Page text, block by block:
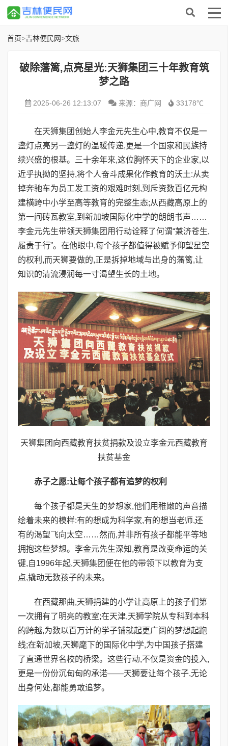
首页>吉林便民网>文旅
破除藩篱,点亮星光:天狮集团三十年教育筑
梦之路
2025-06-26 12:13:07 来源：商广网 33178℃
在天狮集团创始人李金元先生心中,教育不仅是一
盏灯点亮另一盏灯的温暖传递,更是一个国家和民族持
续兴盛的根基。三十余年来,这位胸怀天下的企业家,以
近乎执拗的坚持,将个人奋斗成果化作教育的沃土:从卖
掉奔驰车为员工发工资的艰难时刻,到斥资数百亿元构
建横跨中小学至高等教育的完整生态;从西藏高原上的
第一间砖瓦教室,到新加坡国际化中学的朗朗书声……
李金元先生带领天狮集团用行动诠释了何谓“兼济苍生,
履责于行”。在他眼中,每个孩子都值得被赋予仰望星空
的权利,而天狮要做的,正是拆掉地域与出身的藩篱,让
知识的清流浸润每一寸渴望生长的土地。
天狮集团向西藏教育扶贫捐款及设立李金元西藏教育
扶贫基金
赤子之愿:让每个孩子都有追梦的权利
每个孩子都是天生的梦想家,他们用稚嫩的声音描
绘着未来的模样:有的想成为科学家,有的想当老师,还
有的渴望飞向太空……然而,并非所有孩子都能平等地
拥抱这些梦想。李金元先生深知,教育是改变命运的关
键,自1996年起,天狮集团便在他的带领下以教育为支
点,撬动无数孩子的未来。
在西藏那曲,天狮捐建的小学让高原上的孩子们第
一次拥有了明亮的教室;在天津,天狮学院从专科到本科
的跨越,为数以百万计的学子铺就起更广阔的梦想起跑
线;在新加坡,天狮麾下的国际化中学,为中国孩子搭建
了直通世界名校的桥梁。这些行动,不仅是资金的投入,
更是一份份沉甸甸的承诺——天狮要让每个孩子,无论
出身何处,都能勇敢追梦。